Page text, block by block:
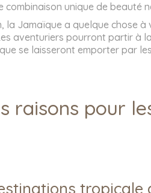
combinaison unique de
la Jamaïque a quelque chose
aventuriers pourront partir à
se laisseront emporter par
raisons pour